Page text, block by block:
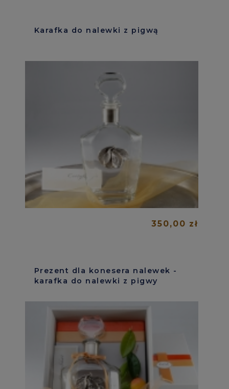
Karafka do nalewki z pigwą
350,00 zł
Prezent dla konesera nalewek -
karafka do nalewki z pigwy